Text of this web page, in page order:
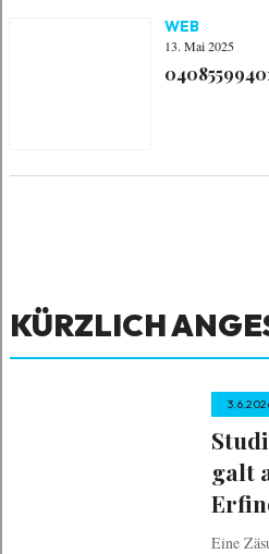
WEB
13. Mai 2025
KÜRZLICH
galt
es
Eine